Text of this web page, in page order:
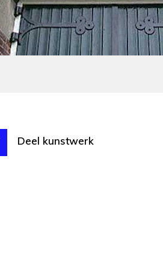
Deel kunstwerk